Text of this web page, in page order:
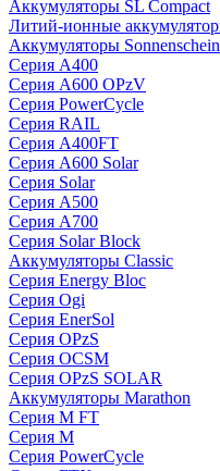
Аккумуляторы SL Compact
Литий-ионные
Аккумуляторы Sonnenschein
Серия A400
Серия A600 OPzV
Серия PowerCycle
Серия RAIL
Серия A400FT
Серия A600 Solar
Серия Solar
Серия A500
Серия A700
Серия Solar Block
Аккумуляторы Classic
Серия Energy Bloc
Серия Ogi
Серия EnerSol
Серия OPzS
Серия OCSM
Серия OPzS SOLAR
Аккумуляторы Marathon
Серия M FT
Серия M
Серия PowerCycle